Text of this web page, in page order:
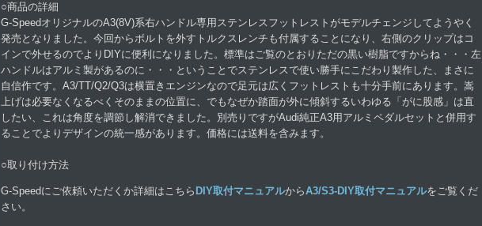
○商品の詳細
G-SpeedオリジナルのA3(8V)系右ハンドル専用ステンレスフットレストがモデルチェンジしてようやく
発売となりました。今回からボルトを外すトルクスレンチも付属することになり、右側のクリップはコ
インで外せるのでよりDIYに便利になりました。標準はご覧のとおりただの黒い樹脂ですからね・・・左
ハンドルはアルミ製があるのに・・・ということでステンレスで使い勝手にこだわり製作した、まさに
自信作です。A3/TT/Q2/Q3は横置きエンジンなので足元は広くフットレストも十分手前にあります。嵩
上げは必要なくなるべくそのままの位置に、でもなぜか踏面が外に傾斜するいわゆる「がに股感」は直
したい、これは角度を調節し解消できました。別売りですがAudi純正A3用アルミペダルセットと併用す
ることでよりデザインの統一感があります。価格には送料を含みます。
○取り付け方法
G-Speedにご依頼いただくか詳細はこちら DIY取付マニュアルからA3/S3-DIY取付マニュアルをご覧くだ
さい。